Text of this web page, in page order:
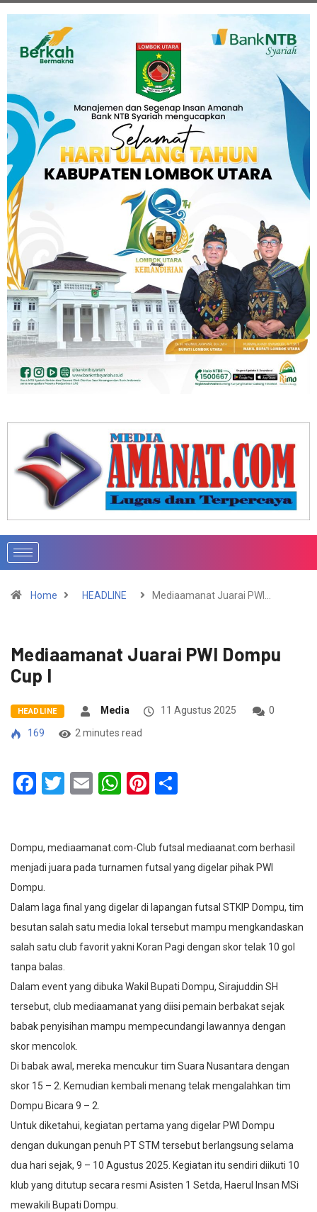
Home HEADLINE Mediaamanat Juarai PWI…
Mediaamanat Juarai PWI Dompu
Cup I
HEADLINE Media 11 Agustus 2025
0
169
2 minutes read
Facebook
Twitter
EmailWhatsApp
Pinterest
Dompu, mediaamanat.com-Club futsal mediaanat.com berhasil
menjadi juara pada turnamen futsal yang digelar pihak PWI
Dompu.
Dalam laga final yang digelar di lapangan futsal STKIP Dompu, tim
besutan salah satu media lokal tersebut mampu mengkandaskan
salah satu club favorit yakni Koran Pagi dengan skor telak 10 gol
tanpa balas.
Dalam event yang dibuka Wakil Bupati Dompu, Sirajuddin SH
tersebut, club mediaamanat yang diisi pemain berbakat sejak
babak penyisihan mampu mempecundangi lawannya dengan
skor mencolok.
Di babak awal, mereka mencukur tim Suara Nusantara dengan
skor 15 – 2. Kemudian kembali menang telak mengalahkan tim
Dompu Bicara 9 – 2.
Untuk diketahui, kegiatan pertama yang digelar PWI Dompu
dengan dukungan penuh PT STM tersebut berlangsung selama
dua hari sejak, 9 – 10 Agustus 2025. Kegiatan itu sendiri diikuti 10
klub yang ditutup secara resmi Asisten 1 Setda, Haerul Insan MSi
mewakili Bupati Dompu.